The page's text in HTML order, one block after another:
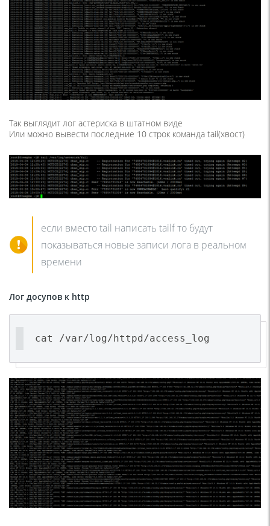
Так выглядит лог астериска в штатном виде
Или можно вывести последние 10 строк команда tail(хвост)
если вместо tail написать tailf то будут
показываться новые записи лога в реальном
времени
Лог досупов к http
cat /var/log/httpd/access_log